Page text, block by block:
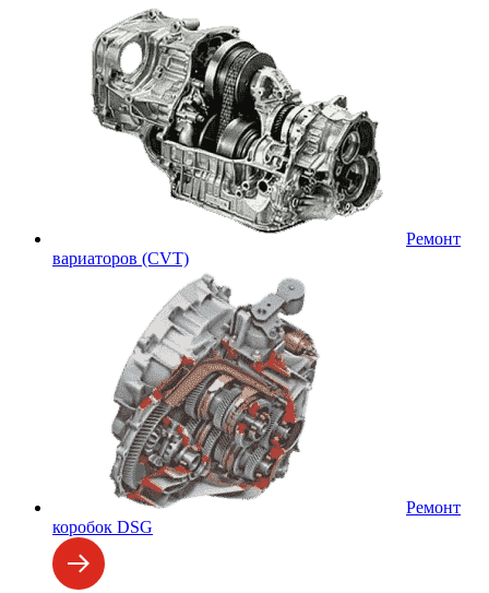
Ремонт
вариаторов (CVT)
Ремонт
коробок DSG